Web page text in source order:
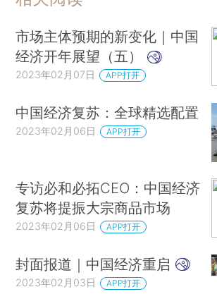
市场主体预期的新变化｜中国
经济开年展望（五）
2023年02月07日 APP打开
中国经济复苏：全球精选配置
2023年02月06日 APP打开
专访必和必拓CEO：中国经济
复苏将提振大宗商品市场
2023年02月06日 APP打开
封面报道｜中国经济重启
2023年02月03日 APP打开